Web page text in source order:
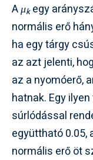
Aμkegy
normális erő
ha egy tárgy
az azt jelenti,
az a nyomóerő,
hatnak. Egy
súrlódással
együttható 0.05,
normális erő öt